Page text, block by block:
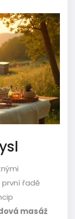
první řadě
masáž